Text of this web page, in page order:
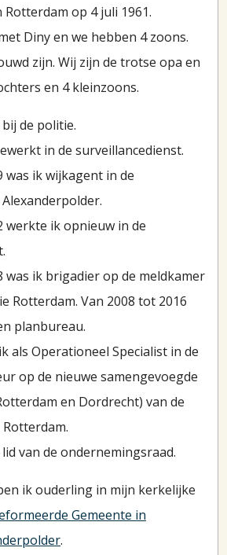
op 4 juli 1961.
Diny en we hebben 4 zoons.
zijn. Wij zijn de trotse opa en
en 4 kleinzoons.
de politie.
in de surveillancedienst.
was ik wijkagent in de
werkte ik opnieuw in de
was ik brigadier op de meldkamer
Rotterdam. Van 2008 tot 2016
planbureau.
als Operationeel Specialist in de
op de nieuwe samengevoegde
en Dordrecht) van de
van de ondernemingsraad.
ik ouderling in mijn kerkelijke
Gemeente in
.